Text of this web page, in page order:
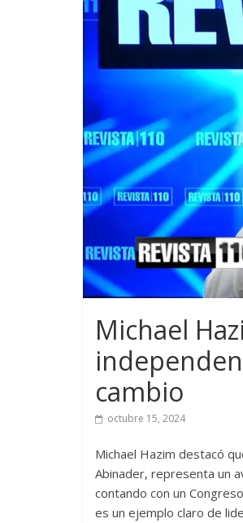
Michael
cambio
octubre 15, 2024
Michael Hazim destacó
Abinader, representa un
contando con un
es un ejemplo claro de